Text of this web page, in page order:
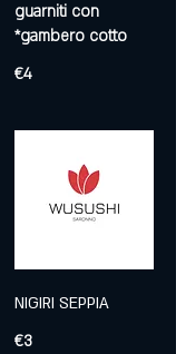
guarniti con
*gambero cotto
€4
NIGIRI SEPPIA
€3